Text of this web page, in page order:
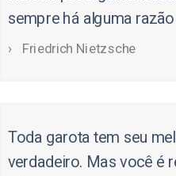
sempre há alguma
Friedrich Nietzsche
Toda garota tem seu
verdadeiro. Mas você é